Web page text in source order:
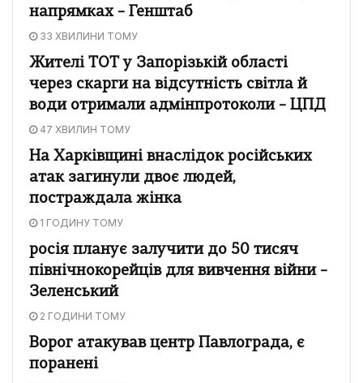
напрямках – Генштаб
33 ХВИЛИНИ ТОМУ
Жителі ТОТ у Запорізькій області
через скарги на відсутність світла й
води отримали адмінпротоколи – ЦПД
47 ХВИЛИН ТОМУ
На Харківщині внаслідок російських
атак загинули двоє людей,
постраждала жінка
1 ГОДИНУ ТОМУ
росія планує залучити до 50 тисяч
північнокорейців для вивчення війни –
Зеленський
2 ГОДИНИ ТОМУ
Ворог атакував центр Павлограда, є
поранені